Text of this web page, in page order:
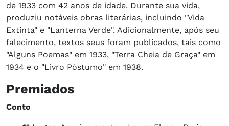
de 1933 com 42 anos de idade. Durante sua vida,
produziu notáveis obras literárias, incluindo "Vida
Extinta" e "Lanterna Verde". Adicionalmente, após seu
falecimento, textos seus foram publicados, tais como
"Alguns Poemas" em 1933, "Terra Cheia de Graça" em
1934 e o "Livro Póstumo" em 1938.
Premiados
Conto